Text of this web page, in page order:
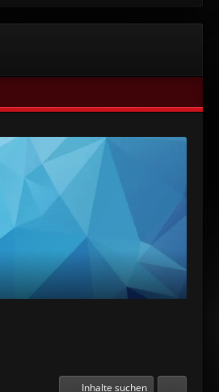
Inhalte suchen